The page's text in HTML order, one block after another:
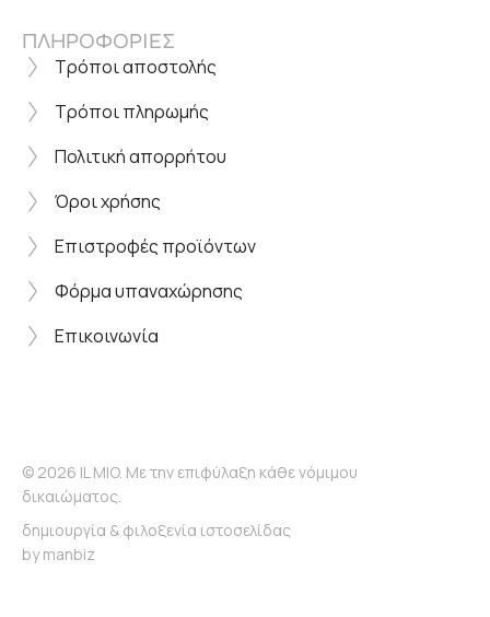
ΠΛΗΡΟΦΟΡΙΕΣ
Τρόποι αποστολής
Τρόποι πληρωμής
Πολιτική απορρήτου
Όροι χρήσης
Επιστροφές προϊόντων
Φόρμα υπαναχώρησης
Επικοινωνία
© 2026 IL MIO. Με την επιφύλαξη κάθε νόμιμου
δικαιώματος.
δημιουργία & φιλοξενία ιστοσελίδας
bymanbiz